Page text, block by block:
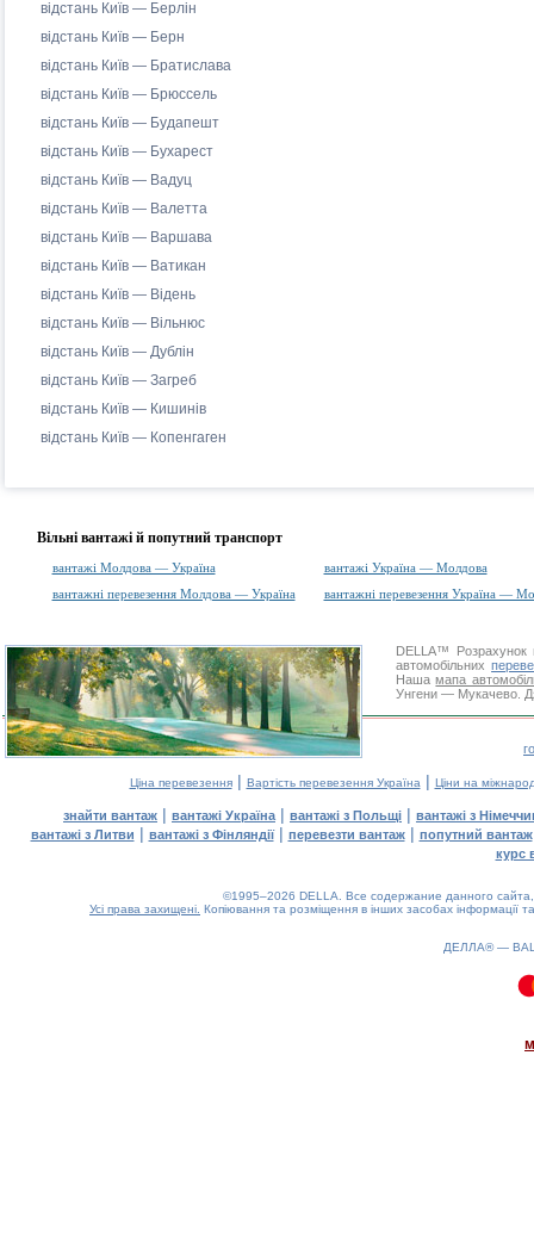
відстань Київ — Берлін
відстань Київ — Берн
відстань Київ — Братислава
відстань Київ — Брюссель
відстань Київ — Будапешт
відстань Київ — Бухарест
відстань Київ — Вадуц
відстань Київ — Валетта
відстань Київ — Варшава
відстань Київ — Ватикан
відстань Київ — Відень
відстань Київ — Вільнюс
відстань Київ — Дублін
відстань Київ — Загреб
відстань Київ — Кишинів
відстань Київ — Копенгаген
Вільні вантажі й попутний транспорт
вантажі Молдова — Україна
вантажі Україна — Молдова
вантажні перевезення Молдова — Україна
вантажні перевезення Україна —
DELLA™
Розрахунок
автомобільних
Нашамапа
Унгени — Мукачево.
Ціна перевезення| Вартість перевезення Україна | Ціни на
знайти вантаж | вантажі Україна | вантажі з Польщі | вантажі з
вантажі з Литви | вантажі з Фінляндії| перевезти вантаж| попутний вантаж
курс
©1995–2026 DELLA. Все содержание данного
Усі права захищені. Копіювання та розміщення в інших засобах інформації
ДЕЛЛА® —